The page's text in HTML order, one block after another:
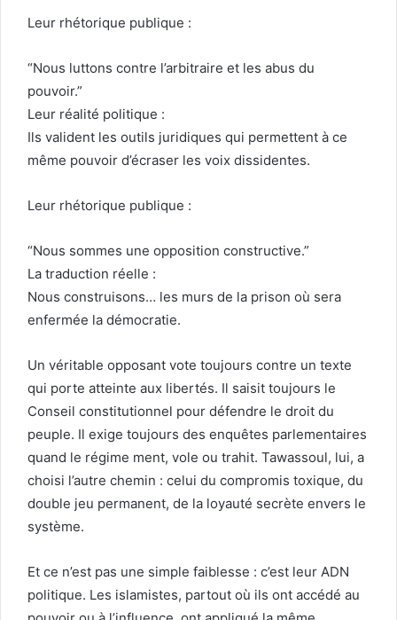
Leur rhétorique publique :
“Nous luttons contre l’arbitraire et les abus du
pouvoir.”
Leur réalité politique :
Ils valident les outils juridiques qui permettent à ce
même pouvoir d’écraser les voix dissidentes.
Leur rhétorique publique :
“Nous sommes une opposition constructive.”
La traduction réelle :
Nous construisons… les murs de la prison où sera
enfermée la démocratie.
Un véritable opposant vote toujours contre un texte
qui porte atteinte aux libertés. Il saisit toujours le
Conseil constitutionnel pour défendre le droit du
peuple. Il exige toujours des enquêtes parlementaires
quand le régime ment, vole ou trahit. Tawassoul, lui, a
choisi l’autre chemin : celui du compromis toxique, du
double jeu permanent, de la loyauté secrète envers le
système.
Et ce n’est pas une simple faiblesse : c’est leur ADN
politique. Les islamistes, partout où ils ont accédé au